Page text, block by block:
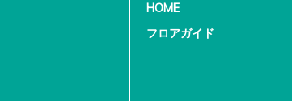
HOME
フロアガイド